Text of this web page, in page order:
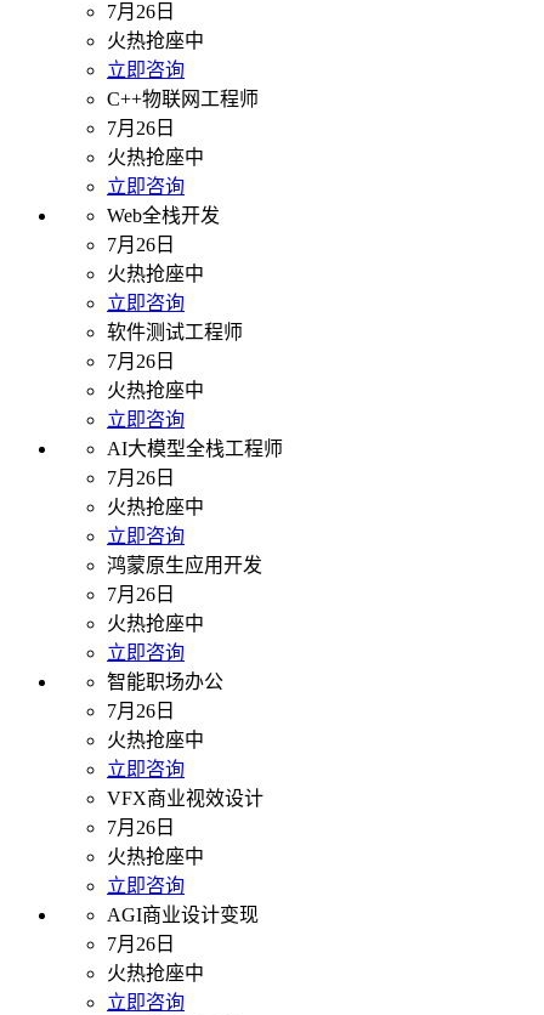
7月26日
火热抢座中
立即咨询
C++物联网工程师
7月26日
火热抢座中
立即咨询
Web全栈开发
7月26日
火热抢座中
立即咨询
软件测试工程师
7月26日
火热抢座中
立即咨询
AI大模型全栈工程师
7月26日
火热抢座中
立即咨询
鸿蒙原生应用开发
7月26日
火热抢座中
立即咨询
智能职场办公
7月26日
火热抢座中
立即咨询
VFX商业视效设计
7月26日
火热抢座中
立即咨询
AGI商业设计变现
7月26日
火热抢座中
立即咨询